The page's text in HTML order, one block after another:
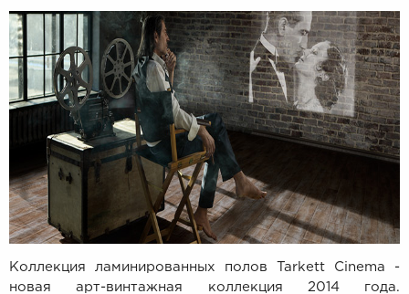
Коллекция ламинированных полов Tarkett Cinema -
новая арт-винтажная коллекция 2014 года.